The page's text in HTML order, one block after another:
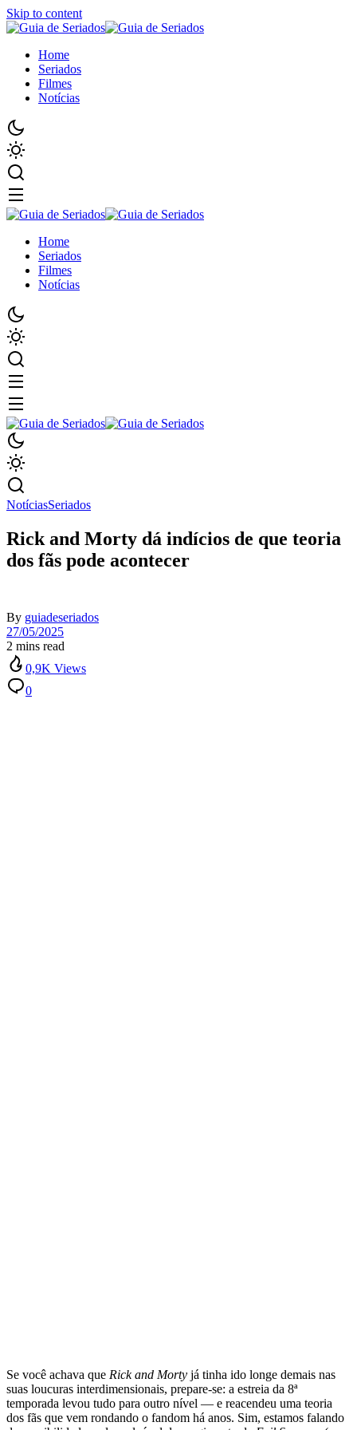
Skip to content
Home
Seriados
Filmes
Notícias
Home
Seriados
Filmes
Notícias
NotíciasSeriados
Rick and Morty dá indícios de que teoria
dos fãs pode acontecer
By guiadeseriados
27/05/2025
2 mins read
0,9K Views
0
Se você achava que Rick and Morty já tinha ido longe demais nas
suas loucuras interdimensionais, prepare-se: a estreia da 8ª
temporada levou tudo para outro nível — e reacendeu uma teoria
dos fãs que vem rondando o fandom há anos. Sim, estamos falando